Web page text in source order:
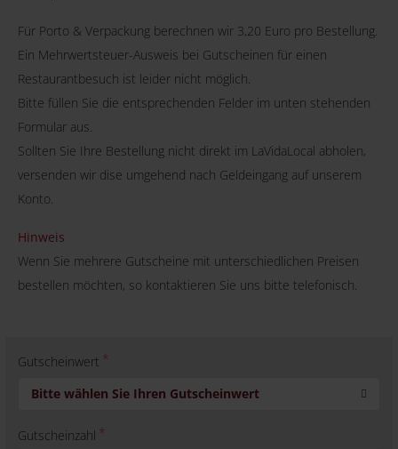
Für Porto & Verpackung berechnen wir 3,20 Euro pro Bestellung.
Ein Mehrwertsteuer-Ausweis bei Gutscheinen für einen
Restaurantbesuch ist leider nicht möglich.
Bitte füllen Sie die entsprechenden Felder im unten stehenden
Formular aus.
Sollten Sie Ihre Bestellung nicht direkt im LaVidaLocal abholen,
versenden wir dise umgehend nach Geldeingang auf unserem
Konto.
Hinweis
Wenn Sie mehrere Gutscheine mit unterschiedlichen Preisen
bestellen möchten, so kontaktieren Sie uns bitte telefonisch.
Gutscheinwert
Bitte wählen Sie Ihren Gutscheinwert
Gutscheinzahl